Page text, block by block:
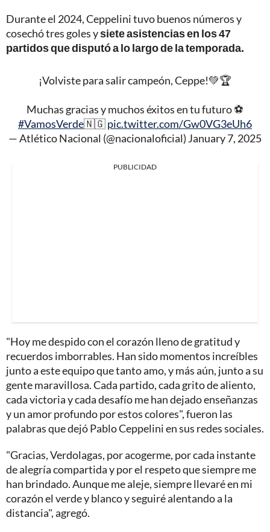
Durante el 2024, Ceppelini tuvo buenos números y
cosechó tres goles ysiete asistencias en los 47
partidos que disputó a lo largo de la temporada.
¡Volviste para salir campeón, Ceppe!💚🏆
Muchas gracias y muchos éxitos en tu futuro ⚽️
#VamosVerde🇳🇬pic.twitter.com/Gw0VG3eUh6
— Atlético Nacional (@nacionaloficial) January 7, 2025
PUBLICIDAD
"Hoy me despido con el corazón lleno de gratitud y
recuerdos imborrables. Han sido momentos increíbles
junto a este equipo que tanto amo, y más aún, junto a su
gente maravillosa. Cada partido, cada grito de aliento,
cada victoria y cada desafío me han dejado enseñanzas
y un amor profundo por estos colores", fueron las
palabras que dejó Pablo Ceppelini en sus redes sociales.
"Gracias, Verdolagas, por acogerme, por cada instante
de alegría compartida y por el respeto que siempre me
han brindado. Aunque me aleje, siempre llevaré en mi
corazón el verde y blanco y seguiré alentando a la
distancia", agregó.